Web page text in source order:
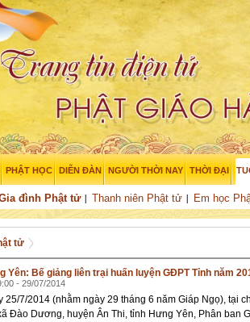
PHẬT HỌC DIỄN ĐÀN NGƯỜI THỜI NAY THỜI ĐẠI
đình Phật tử Thanh niên Phật tử Em học
tử
Yên: Bế giảng liên trại huấn luyện GĐPT Tỉnh năm
- 29/07/2014
25/7/2014 (nhằm ngày 29 tháng 6 năm Giáp Ngọ), tại
Đào Dương, huyện Ân Thi, tỉnh Hưng Yên, Phân ban